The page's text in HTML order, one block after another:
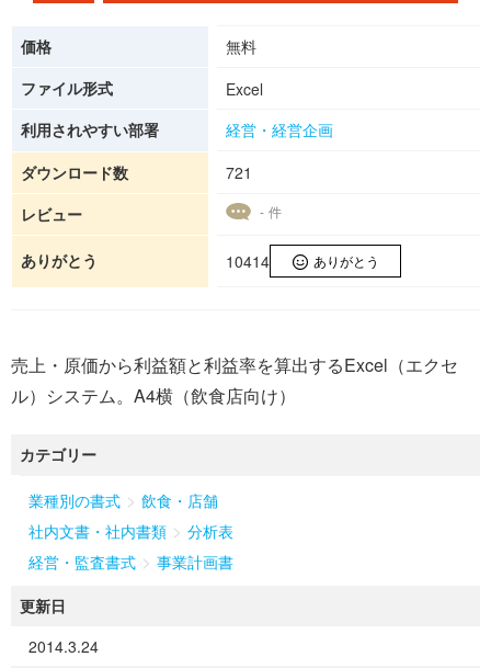
価格
無料
ファイル形式
Excel
利用されやすい部署
経営・経営企画
ダウンロード数
721
レビュー
- 件
ありがとう 10414 ありがとう
売上・原価から利益額と利益率を算出するExcel（エクセ
ル）システム。A4横（飲食店向け）
カテゴリー
業種別の書式 > 飲食・店舗
社内文書・社内書類 > 分析表
経営・監査書式 > 事業計画書
更新日
2014.3.24